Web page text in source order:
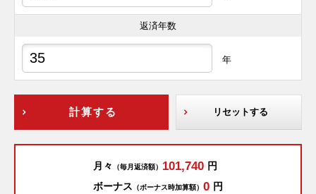
返済年数
年
計算する リセットする
月々 （毎月返済額） 101,740 円
ボーナス （ボーナス時加算額） 0 円